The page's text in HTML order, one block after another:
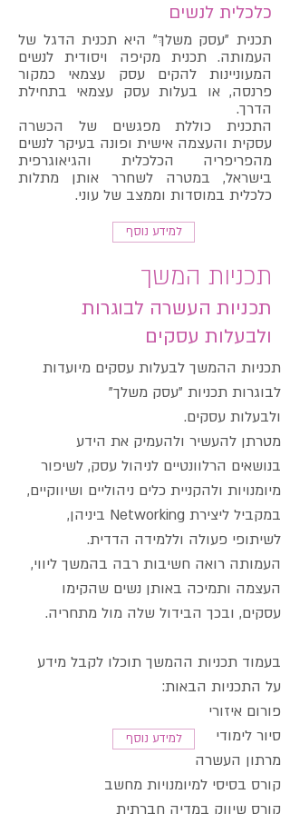
כלכלית לנשים
תכנית "עסק משלךְ" היא תכנית הדגל של
העמותה. תכנית מקיפה ויסודית לנשים
המעוניינות להקים עסק עצמאי כמקור
פרנסה, או בעלות עסק עצמאי בתחילת
הדרך.
התכנית כוללת מפגשים של הכשרה
עסקית והעצמה אישית ופונה בעיקר לנשים
מהפריפריה הכלכלית והגיאוגרפית
בישראל, במטרה לשחרר אותן מתלות
כלכלית במוסדות וממצב של עוני.
למידע נוסף
תכניות המשך
תכניות העשרה לבוגרות
ולבעלות עסקים
תכניות ההמשך לבעלות עסקים מיועדות
לבוגרות תכניות "עסק משלך"
ולבעלות עסקים.
מטרתן להעשיר ולהעמיק את הידע
בנושאים הרלוונטיים לניהול עסק, לשיפור
מיומנויות ולהקניית כלים ניהוליים ושיווקיים,
במקביל ליצירת Networking ביניהן,
לשיתופי פעולה וללמידה הדדית.
העמותה רואה חשיבות רבה בהמשך ליווי,
העצמה ותמיכה באותן נשים שהקימו
עסקים, ובכך הבידול שלה מול מתחריה.
בעמוד תכניות ההמשך תוכלו לקבל מידע
על התכניות הבאות:
פורום איזורי
סיור לימודי
מרתון העשרה
קורס בסיסי למיומנויות מחשב
קורס שיווק במדיה חברתית
למידע נוסף